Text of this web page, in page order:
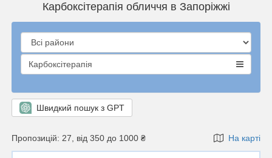
Карбоксітерапія обличчя в Запоріжжі
Карбоксітерапія
Швидкий пошук з GPT
Пропозицій: 27, від 350 до 1000 ₴ На карті